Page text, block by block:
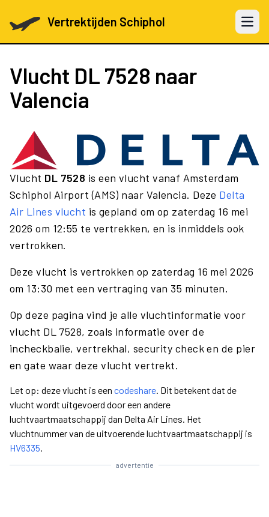
Vertrektijden Schiphol Open
Vlucht DL 7528 naar
Valencia
Vlucht DL 7528 is een vlucht vanaf Amsterdam
Schiphol Airport (AMS) naar Valencia. Deze Delta
Air Lines vlucht is gepland om op zaterdag 16 mei
2026 om 12:55 te vertrekken, en is inmiddels ook
vertrokken.
Deze vlucht is vertrokken op zaterdag 16 mei 2026
om 13:30 met een vertraging van 35 minuten.
Op deze pagina vind je alle vluchtinformatie voor
vlucht DL 7528, zoals informatie over de
incheckbalie, vertrekhal, security check en de pier
en gate waar deze vlucht vertrekt.
Let op: deze vlucht is een codeshare. Dit betekent dat de
vlucht wordt uitgevoerd door een andere
luchtvaartmaatschappij dan Delta Air Lines. Het
vluchtnummer van de uitvoerende luchtvaartmaatschappij is
HV6335.
advertentie